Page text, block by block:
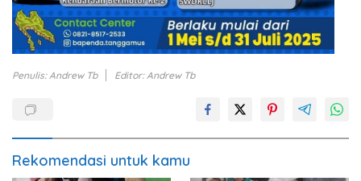
Penulis: Andrew Tb Editor: Andrew Tb
Rekomendasi untuk kamu